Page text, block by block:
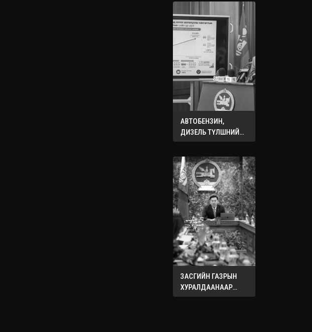
АВТОБЕНЗИН,
ДИЗЕЛЬ ТҮЛШНИЙ
ОНЦГОЙ АЛБАН
ЗАСГИЙН ГАЗРЫН
ХУРАЛДААНААР
ХЭЛЭЛЦЭЖ БУЙ